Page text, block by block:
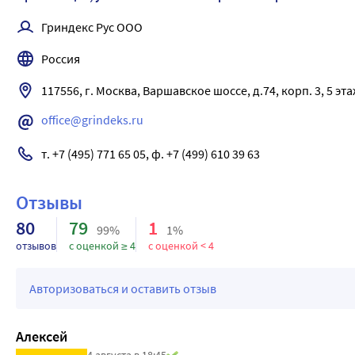
Гриндекс Рус ООО
Россия
117556, г. Москва, Варшавское шоссе, д.74, корп. 3, 5
office@grindeks.ru
т. +7 (495) 771 65 05, ф. +7 (499) 610 39 63
Отзывы
80
отзывов
79 99%
с оценкой ≥ 4
1 1%
с оценкой < 4
Авторизоваться и оставить отзыв
Алексей